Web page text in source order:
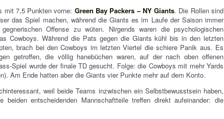
mit 7,5 Punkten vorne: Green Bay Packers – NY Giants. Die Rollen sind
das Spiel machen, während die Giants es im Laufe der Saison immer
Offense zu wüten. Nirgends waren die psychologischen
Cowboys. Während die Pats gegen die Giants kühl bis in den letzten
brach bei den Cowboys im letzten Viertel die schiere Panik aus. Es
getroffen, die völlig hanebüchen waren, auf der nach oben offenen
Spiel wurde der finale TD gesucht. Folge: die Cowboys mit mehr Yards
Am Ende hatten aber die Giants vier Punkte mehr auf dem Konto.
weil beide Teams inzwischen ein Selbstbewusstsein haben,
entscheidenden Mannschaftteile treffen direkt aufeinander: die